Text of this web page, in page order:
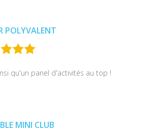
POLYVALENT
qu'un panel d'activités au top !
MINI CLUB